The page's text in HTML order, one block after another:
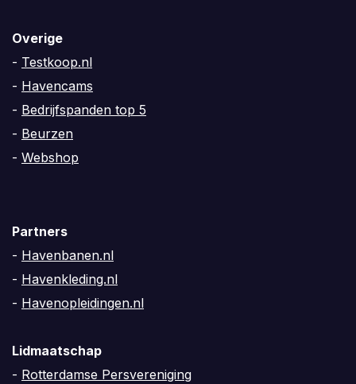
Overige
- Testkoop.nl
- Havencams
- Bedrijfspanden top 5
- Beurzen
- Webshop
Partners
- Havenbanen.nl
- Havenkleding.nl
- Havenopleidingen.nl
Lidmaatschap
- Rotterdamse Persvereniging